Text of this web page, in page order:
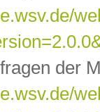
der